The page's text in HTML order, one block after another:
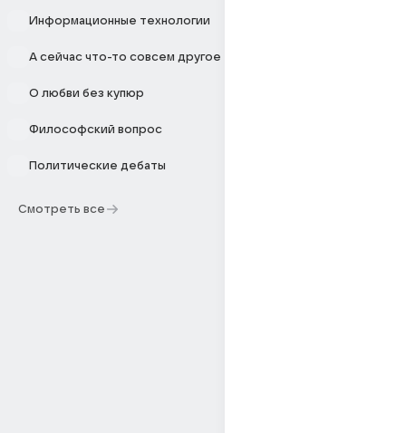
Информационные технологии
А сейчас что-то совсем другое
О любви без купюр
Философский вопрос
Политические дебаты
Смотреть все